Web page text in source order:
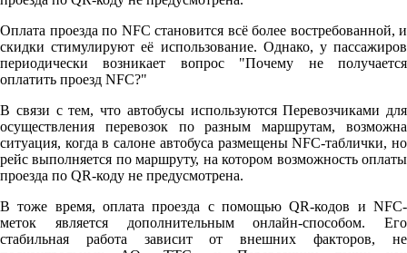
Оплата проезда по NFC становится всё более востребованной, и
скидки стимулируют её использование. Однако, у пассажиров
периодически возникает вопрос "Почему не получается
оплатить проезд NFC?"
В связи с тем, что автобусы используются Перевозчиками для
осуществления перевозок по разным маршрутам, возможна
ситуация, когда в салоне автобуса размещены NFC-таблички, но
рейс выполняется по маршруту, на котором возможность оплаты
проезда по QR-коду не предусмотрена.
В тоже время, оплата проезда с помощью QR-кодов и NFC-
меток является дополнительным онлайн-способом. Его
стабильная работа зависит от внешних факторов, не